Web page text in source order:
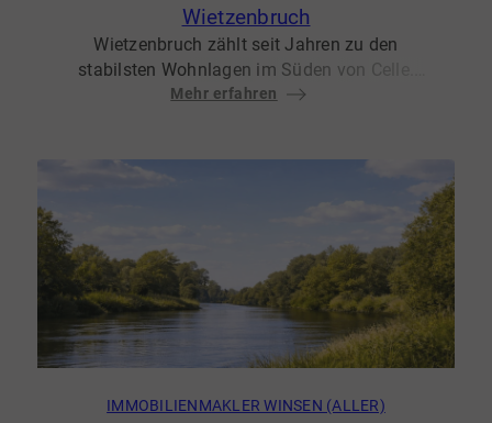
Wietzenbruch
Wietzenbruch zählt seit Jahren zu den
stabilsten Wohnlagen im Süden von Celle.
Besonders Einfamilienhäuser in ruhigen
der Fuhrberger Straße sind bei Familien und
Mehr erfahren
IMMOBILIENMAKLER WINSEN (ALLER)